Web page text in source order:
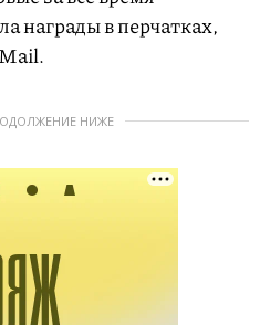
награды в перчатках,
НИЖЕ